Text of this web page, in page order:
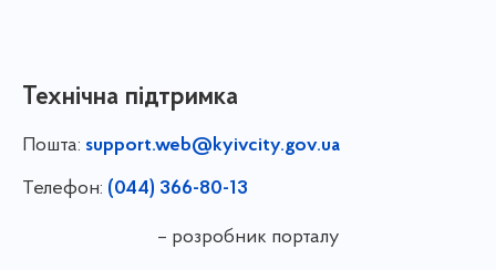
Технічна підтримка
Пошта: support.web@kyivcity.gov.ua
Телефон: (044) 366-80-13
– розробник порталу